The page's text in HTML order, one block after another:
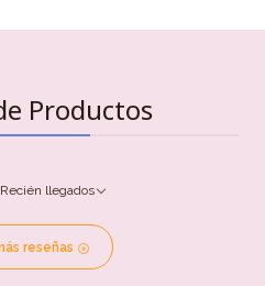
Productos
Recién llegados
reseñas